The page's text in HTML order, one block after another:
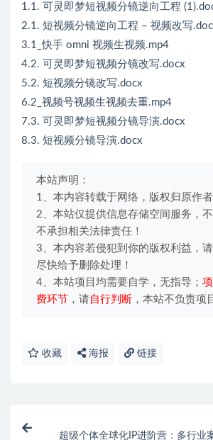
1.1. 可灵即梦短视频分镜逆向工程
2.1. 短视频分镜逆向工程 – 视频改写
3.1_快手 omni 视频生视频.mp4
4.2. 可灵即梦短视频分镜改写.docx
5.2. 短视频分镜改写.docx
6.2_视频号视频生视频去重.mp4
7.3. 可灵即梦短视频分镜导演.docx
8.3. 短视频分镜导演.docx
本站声明：
1、本内容转载于网络，版权归原作者
2、本站仅提供信息存储空间服务，不
不承担相关法律责任！
3、本内容若侵犯到你的版权利益，
尽快给予删除处理！
4、本站项目均需要自学，无指导；
费环节 ，请自行判断 ，本站不负责项
收藏 海报 链接
超级个体全球化IP进阶营：多行业